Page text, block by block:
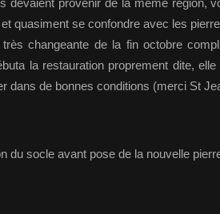
devaient provenir de la même région,
quasiment se confondre avec les
changeante de la fin octobre
la restauration proprement dite,
dans de bonnes conditions (merci St
du socle avant pose de la nouvelle